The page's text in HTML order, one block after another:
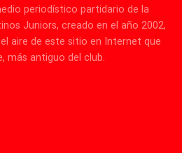
periodístico partidario de la
Juniors, creado en el año 2002,
aire de este sitio en Internet que
más antiguo del club.